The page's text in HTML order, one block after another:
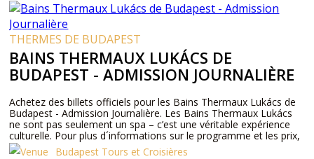
THERMES DE BUDAPEST
BAINS THERMAUX LUKÁCS DE
BUDAPEST - ADMISSION JOURNALIÈRE
Achetez des billets officiels pour les Bains Thermaux Lukács de
Budapest - Admission Journalière. Les Bains Thermaux Lukács
ne sont pas seulement un spa – c’est une véritable expérience
culturelle. Pour plus d´informations sur le programme et les prix,
veuillez visiter notre site web ou nous contacter par téléphone.
Budapest Tours et Croisières